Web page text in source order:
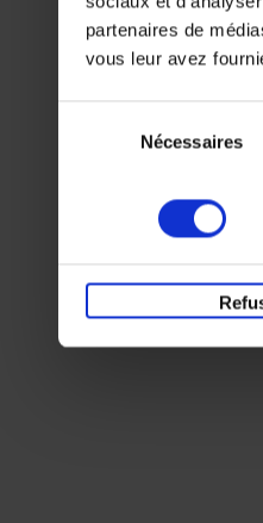
partenaires de
vous leur avez
Nécessaires